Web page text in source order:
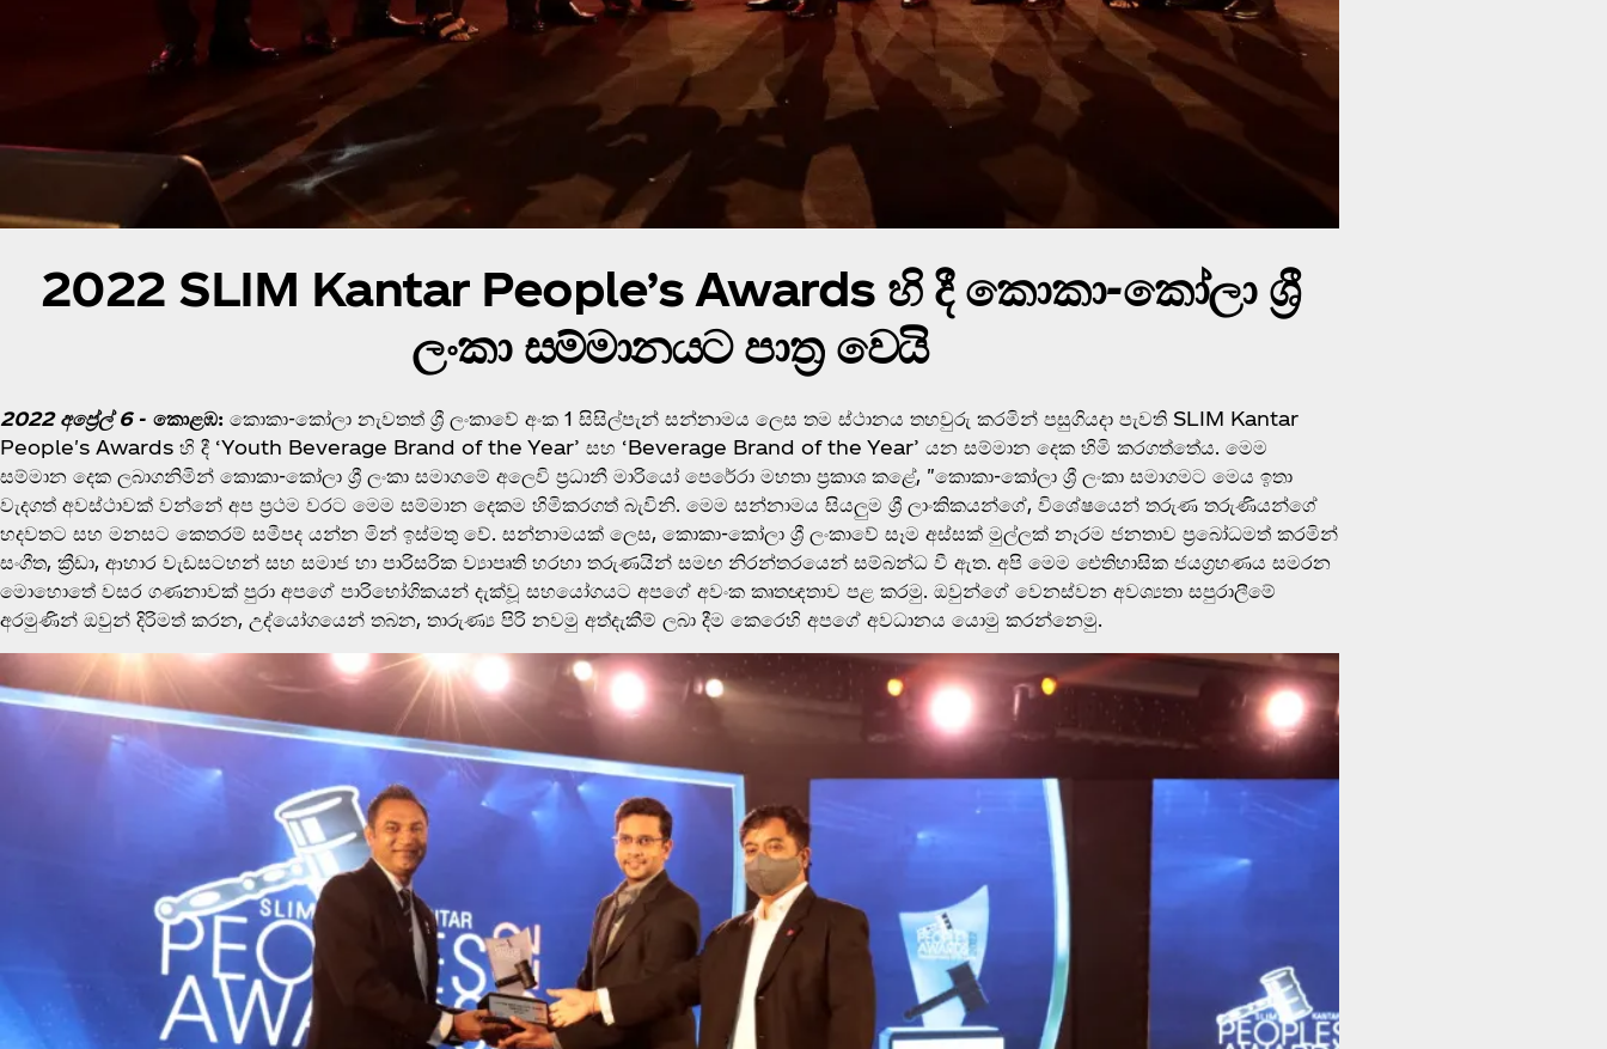
2022 SLIM Kantar People’s Awards හි දී කොකා-කෝලා ශ්‍රී
ලංකා සම්මානයට පාත්‍ර වෙයි
2022 අප්‍රේල් 6- කොළඹ: කොකා-කෝලා නැවතත් ශ්‍රී ලංකාවේ අංක 1 සිසිල්පැන් සන්නාමය ලෙස තම ස්ථානය තහවුරු කරමින් පසුගියදා පැවති SLIM Kantar
People's Awards හි දී ‘Youth Beverage Brand of the Year’ සහ ‘Beverage Brand of the Year’ යන සම්මාන දෙක හිමි කරගත්තේය. මෙම
සම්මාන දෙක ලබාගනිමින් කොකා-කෝලා ශ්‍රී ලංකා සමාගමේ අලෙවි ප්‍රධානී මාරියෝ පෙරේරා මහතා ප්‍රකාශ කළේ, "කොකා-කෝලා ශ්‍රී ලංකා සමාගමට මෙය ඉතා
වැදගත් අවස්ථාවක් වන්නේ අප ප්‍රථම වරට මෙම සම්මාන දෙකම හිමිකරගත් බැවිනි. මෙම සන්නාමය සියලුම ශ්‍රී ලාංකිකයන්ගේ, විශේෂයෙන් තරුණ තරුණියන්ගේ
හදවතට සහ මනසට කෙතරම් සමීපද යන්න මින් ඉස්මතු වේ. සන්නාමයක් ලෙස, කොකා-කෝලා ශ්‍රී ලංකාවේ සෑම අස්සක් මුල්ලක් නෑරම ජනතාව ප්‍රබෝධමත් කරමින්
සංගීත, ක්‍රීඩා, ආහාර වැඩසටහන් සහ සමාජ හා පාරිසරික ව්‍යාපෘති හරහා තරුණයින් සමඟ නිරන්තරයෙන් සම්බන්ධ වී ඇත. අපි මෙම ඓතිහාසික ජයග්‍රහණය සමරන
මොහොතේ වසර ගණනාවක් පුරා අපගේ පාරිභෝගිකයන් දැක්වූ සහයෝගයට අපගේ අවංක කෘතඥතාව පළ කරමු. ඔවුන්ගේ වෙනස්වන අවශ්‍යතා සපුරාලීමේ
අරමුණින් ඔවුන් දිරිමත් කරන, උද්යෝගයෙන් තබන, තාරුණ්‍ය පිරි නවමු අත්දැකීම් ලබා දීම කෙරෙහි අපගේ අවධානය යොමු කරන්නෙමු.